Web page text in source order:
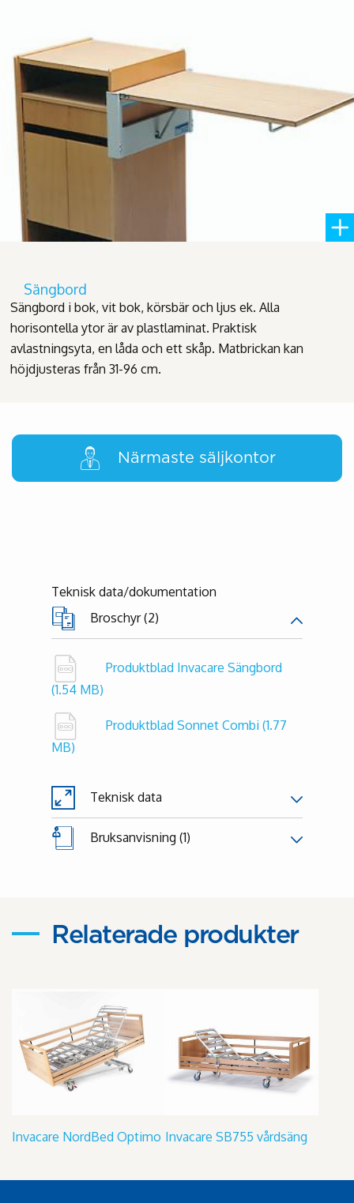
Sängbord
Sängbord i bok, vit bok, körsbär och ljus ek. Alla
horisontella ytor är av plastlaminat. Praktisk
avlastningsyta, en låda och ett skåp. Matbrickan kan
höjdjusteras från 31-96 cm.
Närmaste säljkontor
Teknisk data/dokumentation
Broschyr (2)
Produktblad Invacare Sängbord
(1.54 MB)
Produktblad Sonnet Combi (1.77
MB)
Teknisk data
Bruksanvisning (1)
Relaterade produkter
Invacare NordBed Optimo Invacare SB755 vårdsäng